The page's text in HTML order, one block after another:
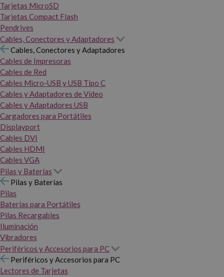
Tarjetas MicroSD
Tarjetas Compact Flash
Pendrives
Cables, Conectores y Adaptadores
Cables, Conectores y Adaptadores
Cables de Impresoras
Cables de Red
Cables Micro-USB y USB Tipo C
Cables y Adaptadores de Vídeo
Cables y Adaptadores USB
Cargadores para Portátiles
Displayport
Cables DVI
Cables HDMI
Cables VGA
Pilas y Baterías
Pilas y Baterías
Pilas
Baterías para Portátiles
Pilas Recargables
Iluminación
Vibradores
Periféricos y Accesorios para PC
Periféricos y Accesorios para PC
Lectores de Tarjetas